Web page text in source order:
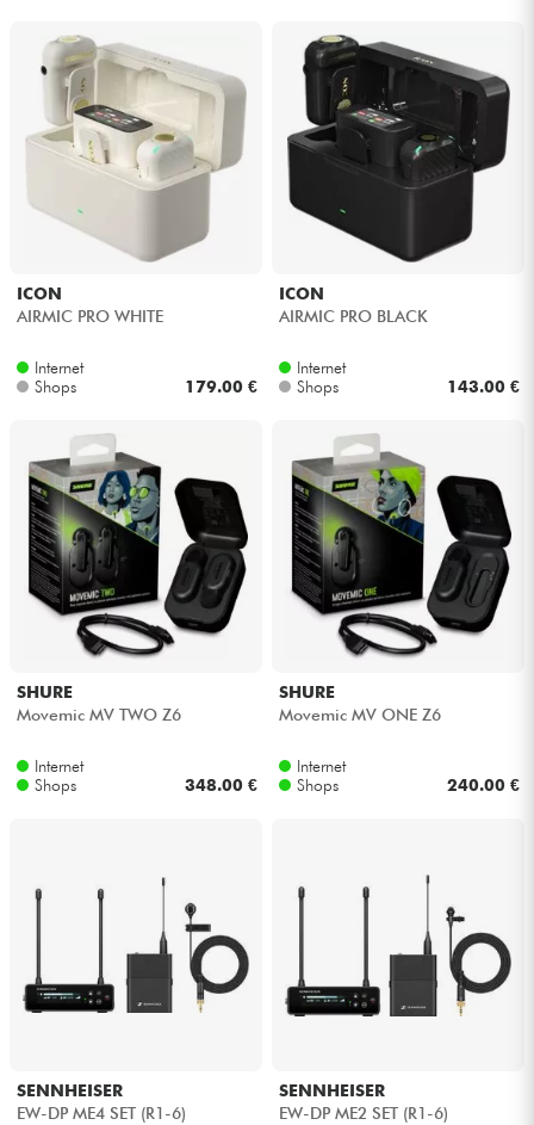
ICON
AIRMIC PRO WHITE
Internet
Shops
179.00 €
ICON
AIRMIC PRO BLACK
Internet
Shops
143.00 €
SHURE
Movemic MV TWO Z6
Internet
Shops
348.00 €
SHURE
Movemic MV ONE Z6
Internet
Shops
240.00 €
SENNHEISER
EW-DP ME4 SET (R1-6)
SENNHEISER
EW-DP ME2 SET (R1-6)